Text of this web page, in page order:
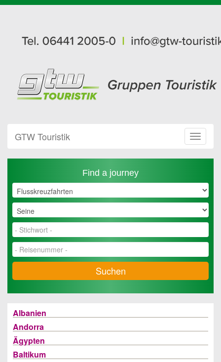
Toggle
GTW Touristik
Find a journey
Suchen
Albanien
Andorra
Ägypten
Baltikum